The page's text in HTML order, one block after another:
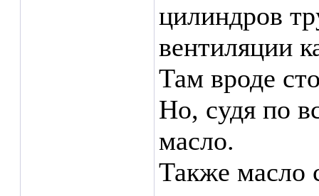
цилиндров
вентиляции
Там вроде
Но, судя по
масло.
Также масло